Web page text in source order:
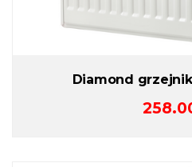
Diamond